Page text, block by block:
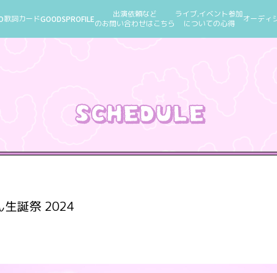
歌詞カードGOODSPROFILE
出演依頼など
のお問い合わせはこちら
ライブ,イベント参加
についての心得
オーディ
生誕祭 2024